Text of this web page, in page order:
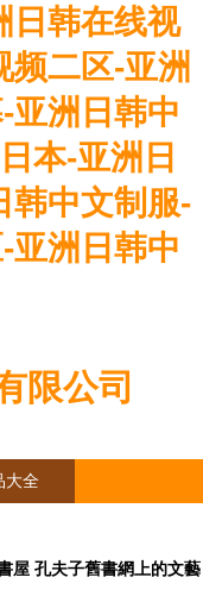
日韩在线视
频二区-亚洲
亚洲日韩中
本-亚洲日
韩中文制服-
亚洲日韩中
限公司
大全
屋 孔夫子舊書網上的文藝